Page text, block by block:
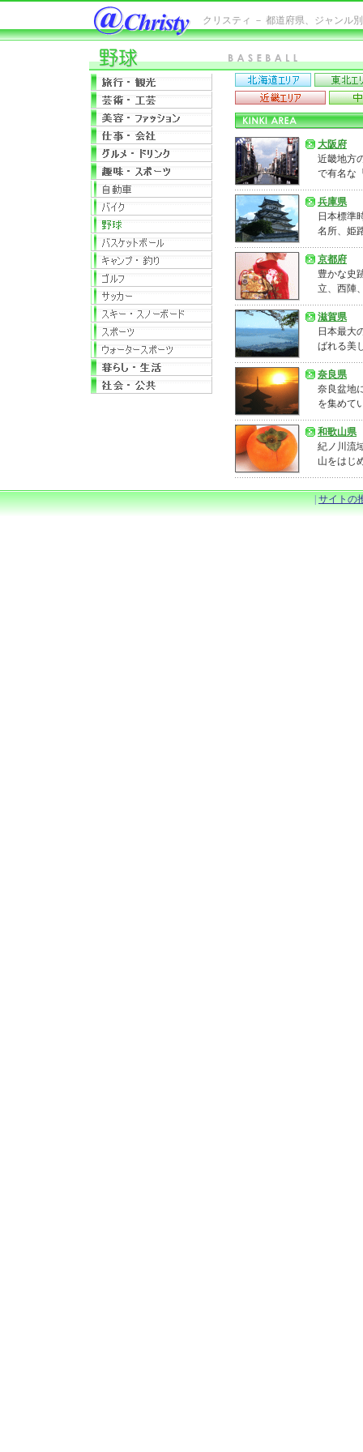
クリスティ － 都道府県、ジャンル
大阪府
近畿地方
で有名な
兵庫県
日本標準
名所、姫
京都府
豊かな史
立、西陣
滋賀県
日本最大
ばれる美
奈良県
奈良盆地
を集めて
和歌山県
紀ノ川流
山をはじ
|サイトの